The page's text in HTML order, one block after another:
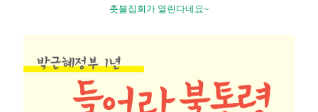
촛불집회가 열린다네요~